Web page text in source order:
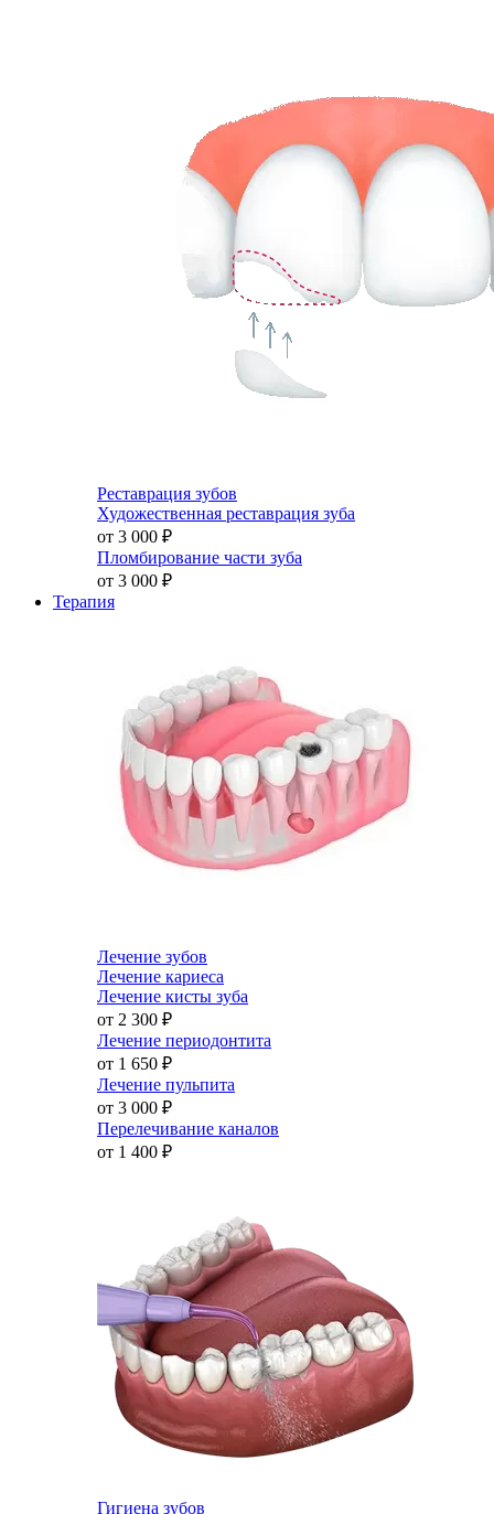
Реставрация зубов
Художественная реставрация зуба
от 3 000 ₽
Пломбирование части зуба
от 3 000 ₽
Терапия
Лечение зубов
Лечение кариеса
Лечение кисты зуба
от 2 300 ₽
Лечение периодонтита
от 1 650 ₽
Лечение пульпита
от 3 000 ₽
Перелечивание каналов
от 1 400 ₽
Гигиена зубов